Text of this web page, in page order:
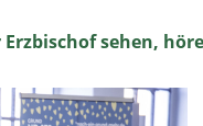
sehen,